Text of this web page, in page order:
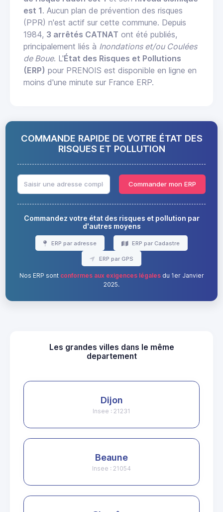
est 1. Aucun plan de prévention des risques
(PPR) n'est actif sur cette commune. Depuis
1984, 3 arrêtés CATNAT ont été publiés,
principalement liés à Inondations et/ou Coulées
de Boue. L'État des Risques et Pollutions
(ERP) pour PRENOIS est disponible en ligne en
moins d'une minute sur France ERP.
COMMANDE RAPIDE DE VOTRE ÉTAT DES
RISQUES ET POLLUTION
Commander mon ERP
Commandez votre état des risques et pollution par
d'autres moyens
ERP par adresse ERP par Cadastre
ERP par GPS
Nos ERP sont conformes aux exigences légalesdu 1er Janvier
2025.
Les grandes villes dans le même
departement
Dijon
Insee : 21231
Beaune
Insee : 21054